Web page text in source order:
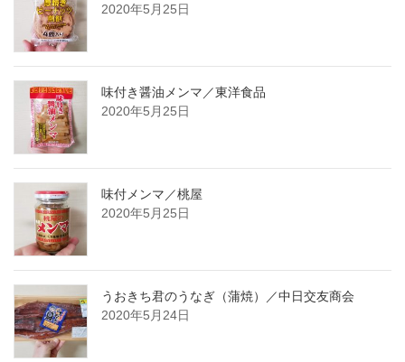
2020年5月25日
味付き醤油メンマ／東洋食品
2020年5月25日
味付メンマ／桃屋
2020年5月25日
うおきち君のうなぎ（蒲焼）／中日交友商会
2020年5月24日